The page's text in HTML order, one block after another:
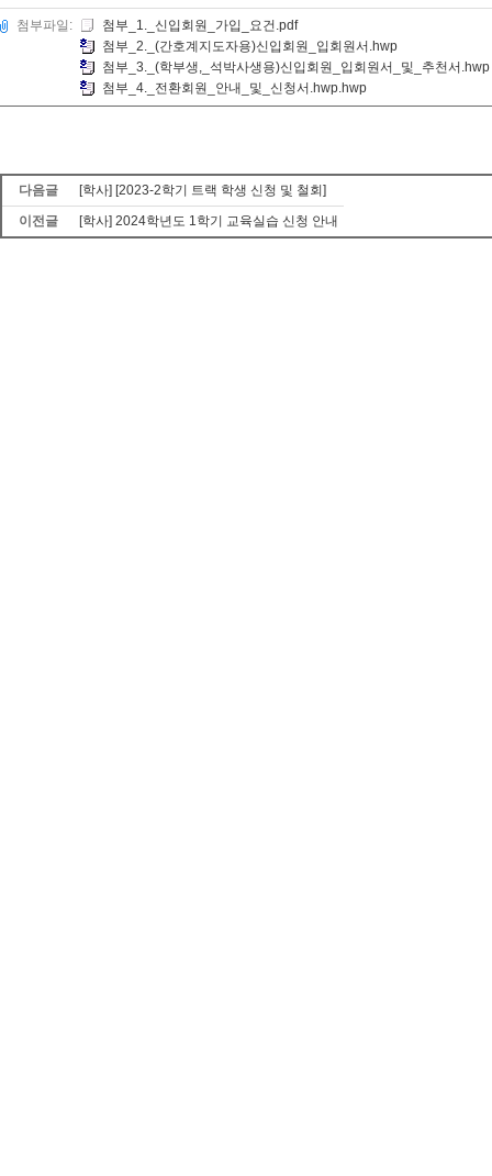
첨부파일:
첨부_1._신입회원_가입_요건.pdf
첨부_2._(간호계지도자용)신입회원_입회원서.hwp
첨부_3._(학부생,_석박사생용)신입회원_입회원서_및_추천서.hwp
첨부_4._전환회원_안내_및_신청서.hwp.hwp
다음글
[학사] [2023-2학기 트랙 학생 신청 및 철회]
이전글
[학사] 2024학년도 1학기 교육실습 신청 안내